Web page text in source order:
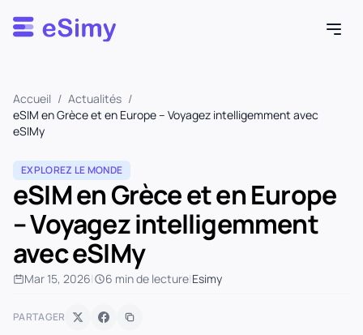
Esimy
Accueil / Actualités /
eSIM en Grèce et en Europe – Voyagez intelligemment avec
eSIMy
EXPLOREZ LE MONDE
eSIM en Grèce et en Europe
– Voyagez intelligemment
avec eSIMy
Mar 15, 2026| 6 min de lecture|Esimy
PARTAGER